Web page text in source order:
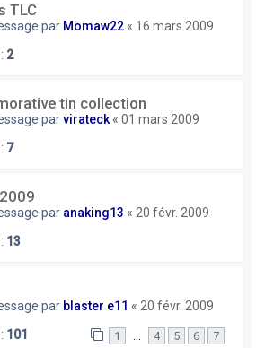
TLC
par Momaw22 « 16 mars 2009
2
tin collection
parvirateck « 01 mars 2009
7
par anaking13 « 20 févr. 2009
13
par blaster e11 « 20 févr. 2009
101 1 … 4 5 6 7